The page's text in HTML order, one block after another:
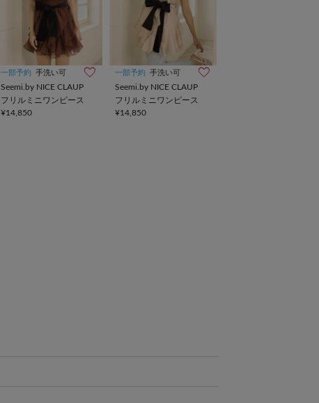
一部予約 手洗い可
Seemi.by NICE CLAUP
フリルミニワンピース
¥14,850
一部予約 手洗い可
Seemi.by NICE CLAUP
フリルミニワンピース
¥14,850